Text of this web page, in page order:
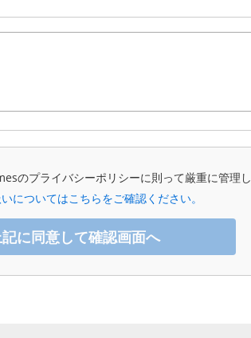
のプライバシーポリシーに則って厳重に管理
についてはこちらをご確認ください。
記に同意して確認画面へ